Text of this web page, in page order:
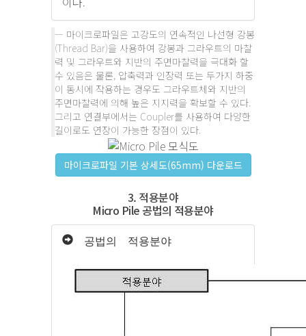
마이크로파일은 고강도의 연속적인 나선형 강봉
(Thread Bar)을 사용하여 강봉과 그라우트의 마찰
력 및 그라우트와 지반의 주면마찰력을 극대화 할
수 있음은 물론, 압축력과 인장력 또는 두가지 하중
이 동시에 작용하는 경우도 그라우트체와 지반의
주면마찰력에 의해 높은 지지력을 확보할 수 있다.
그리고 연결부에서는 Coupler를 사용하여 다양한
길이로도 연장이 가능한 장점이 있다.
마이크로파일 기본 상세도(65mm) 다운로드
3. 적용분야
Micro Pile 공법의 적용분야
공법의 적용분야